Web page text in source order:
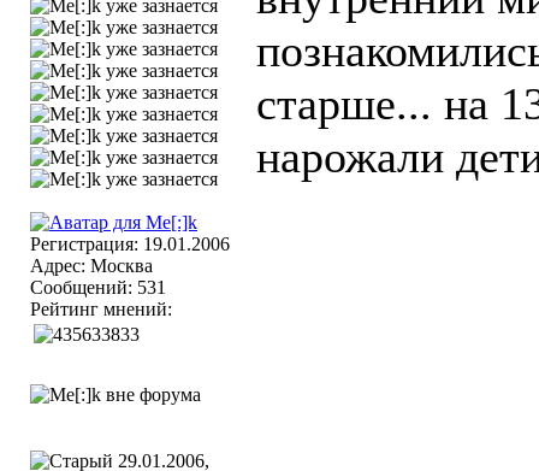
Регистрация: 19.01.2006
Адрес: Москва
Сообщений: 531
Рейтинг мнений:
старше... на
нарожали
29.01.2006,